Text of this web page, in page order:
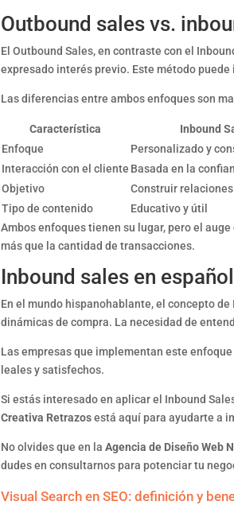
Outbound sales vs.
El Outbound Sales, en contraste con el
expresado interés previo. Este método
Las diferencias entre ambos enfoques son
Característica Inbound
Enfoque
Personalizado y
Interacción con el cliente Basada en la
Objetivo
Construir
Tipo de contenido
Educativo y útil
Ambos enfoques tienen su lugar, pero el
más que la cantidad de transacciones.
Inbound sales en español
En el mundo hispanohablante, el concepto
dinámicas de compra. La necesidad de
Las empresas que implementan este
leales y satisfechos.
Si estás interesado en aplicar el Inbound
Creativa Retrazosestá aquí para ayudarte a
No olvides que en laAgencia de Diseño Web
dudes en consultarnos para potenciar tu
Visual Search en SEO: definición y